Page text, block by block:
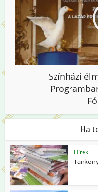
Színházi
Ha
Hírek